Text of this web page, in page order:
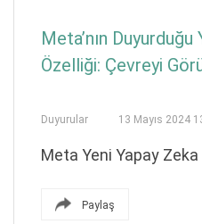
Meta’nın
Özelliği: Çevreyi
Duyurular 13 Mayıs 2024
Meta Yeni Yapay
Paylaş